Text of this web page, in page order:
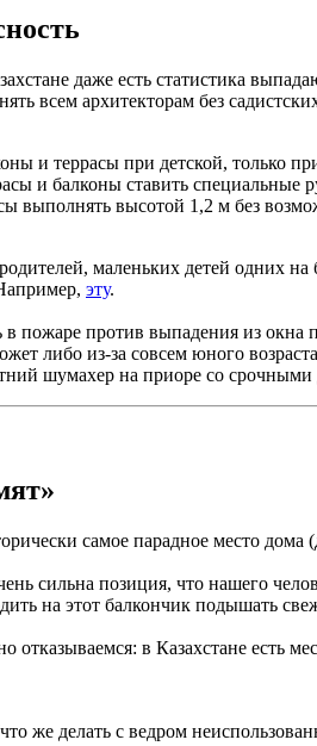
даже есть статистика
всем архитекторам без
и террасы при детской, только
и балконы ставить специальные
выполнять высотой 1,2 м без
маленьких детей одних
эту.
пожаре против выпадения из окна
либо из-за совсем юного
шумахер на приоре со
самое парадное место дома
сильна позиция, что нашего
на этот балкончик подышать
отказываемся: в Казахстане есть
же делать с ведром